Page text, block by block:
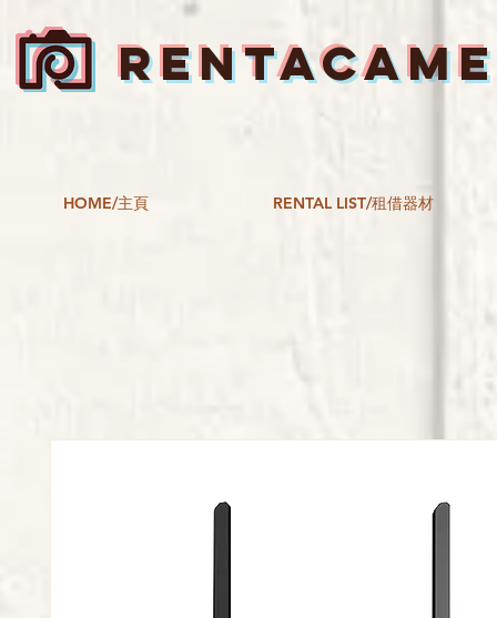
HOME/主頁 RENTAL LIST/租借器材